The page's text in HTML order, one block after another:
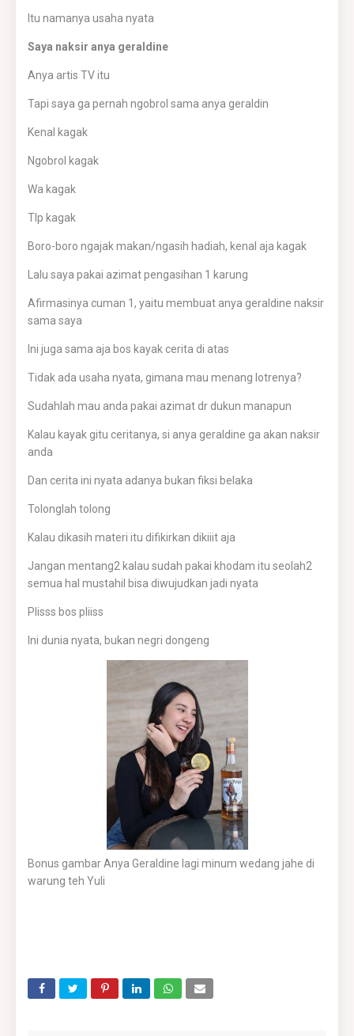
Itu namanya usaha nyata
Saya naksir anya geraldine
Anya artis TV itu
Tapi saya ga pernah ngobrol sama anya geraldin
Kenal kagak
Ngobrol kagak
Wa kagak
Tlp kagak
Boro-boro ngajak makan/ngasih hadiah, kenal aja kagak
Lalu saya pakai azimat pengasihan 1 karung
Afirmasinya cuman 1, yaitu membuat anya geraldine naksir
sama saya
Ini juga sama aja bos kayak cerita di atas
Tidak ada usaha nyata, gimana mau menang lotrenya?
Sudahlah mau anda pakai azimat dr dukun manapun
Kalau kayak gitu ceritanya, si anya geraldine ga akan naksir
anda
Dan cerita ini nyata adanya bukan fiksi belaka
Tolonglah tolong
Kalau dikasih materi itu difikirkan dikiiit aja
Jangan mentang2 kalau sudah pakai khodam itu seolah2
semua hal mustahil bisa diwujudkan jadi nyata
Plisss bos pliiss
Ini dunia nyata, bukan negri dongeng
Bonus gambar Anya Geraldine lagi minum wedang jahe di
warung teh Yuli